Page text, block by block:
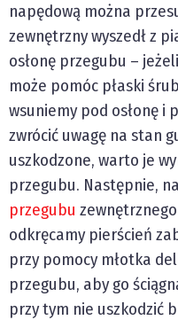
napędową można
zewnętrzny wyszedł z
osłonę przegubu –
może pomóc płaski
wsuniemy pod osłonę i
zwrócić uwagę na stan
uszkodzone, warto je
przegubu. Następnie,
przegubu
odkręcamy pierścień
przy pomocy młotka
przegubu, aby go
przy tym nie uszkodzić